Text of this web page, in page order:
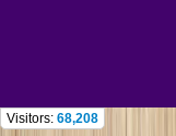
Visitors: 68,208